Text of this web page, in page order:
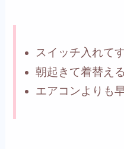
スイッチ入れて
朝起きて着替え
エアコンよりも